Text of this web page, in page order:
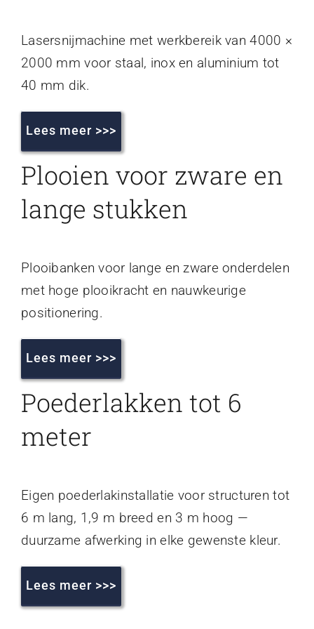
Lasersnijmachine met werkbereik van 4000 ×
2000 mm voor staal, inox en aluminium tot
40 mm dik.
Lees meer >>>
Plooien voor zware en
lange stukken
Plooibanken voor lange en zware onderdelen
met hoge plooikracht en nauwkeurige
positionering.
Lees meer >>>
Poederlakken tot 6
meter
Eigen poederlakinstallatie voor structuren tot
6 m lang, 1,9 m breed en 3 m hoog —
duurzame afwerking in elke gewenste kleur.
Lees meer >>>